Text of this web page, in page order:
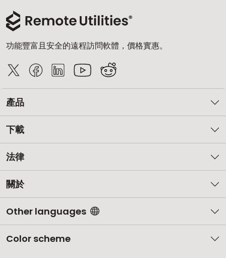
功能豐富且安全的遠程訪問軟體，價格實惠。
產品
下載
法律
關於
Other languages
Color scheme